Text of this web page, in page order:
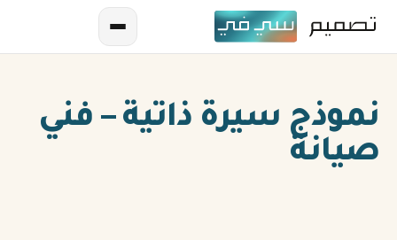
نموذج سيرة ذاتية – فني
صيانة